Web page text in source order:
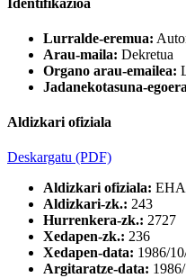
Lurralde-eremua:
Arau-maila: Dekretua
Organo arau-emailea:
Jadanekotasuna-
Aldizkari ofiziala
Deskargatu (PDF)
Aldizkari ofiziala:
Aldizkari-zk.: 243
Hurrenkera-zk.: 2727
Xedapen-zk.: 236
Xedapen-data: 1986/
Argitaratze-data: